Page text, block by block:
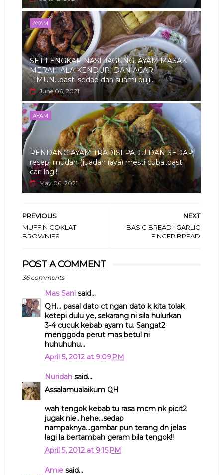
AYAM
SET LENGKAP NASI JAGUNG, AYAM MASAK
MERAH ALA KENDURI DAN ACAR
TIMUN...pasti sedap dan suami puji...
June 06, 2021
AYAM
RENDANG AYAM TRADISI PADU DAN SEDAP
resepi mudah (juadah raya) mesti cuba..pasti
cari lagi!
May 06, 2021
NEXT
BASIC BREAD : GARLIC
FINGER BREAD
PREVIOUS
MUFFIN COKLAT
BROWNIES
POST A COMMENT
36 comments
Mas Sanisaid...
QH... pasal dato ct ngan dato k kita tolak
ketepi dulu ye, sekarang ni sila hulurkan
3-4 cucuk kebab ayam tu. Sangat2
menggoda perut mas betul ni
huhuhuhu...
April 5, 2012 at 9:09 PM
Nuridahsaid...
Assalamualaikum QH
wah tengok kebab tu rasa mcm nk picit2
jugak nie...hehe...sedap
nampaknya...gambar pun terang dn jelas
lagi la bertambah geram bila tengok!!
April 5, 2012 at 9:15 PM
Amiesaid...